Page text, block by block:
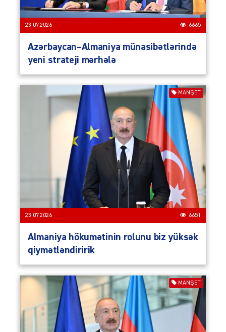
23.07.2026 6665
Azərbaycan–Almaniya münasibətlərində
yeni strateji mərhələ
MANŞET
23.07.2026 6651
Almaniya hökumətinin rolunu biz yüksək
qiymətləndiririk
MANŞET